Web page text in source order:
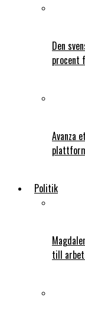
Den
procent
Avanza
Politik
till